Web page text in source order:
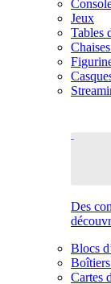
Jeux
Tables
Des
Blocs
Cartes